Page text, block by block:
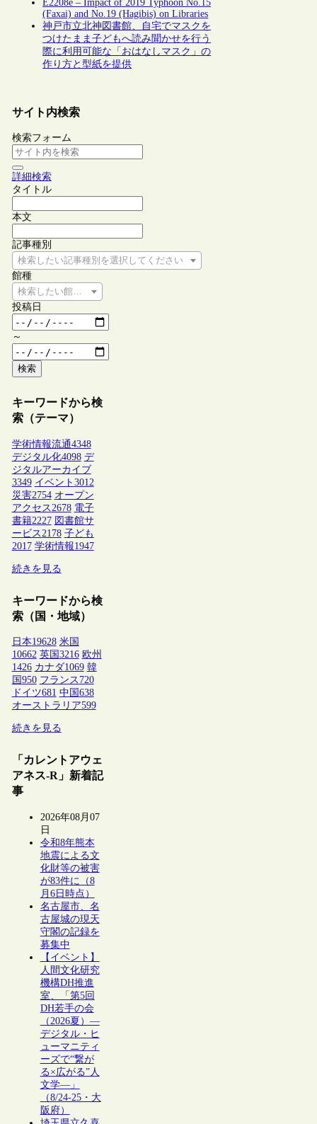
E2208e – Impact of 2019 Typhoon No.15
(Faxai) and No.19 (Hagibis) on Libraries
神戸市立北神図書館、自宅でマスクを
つけたまま子どもへ読み聞かせを行う
際に利用可能な「おはなしマスク」の
作り方と型紙を提供
サイト内検索
検索フォーム
詳細検索
タイトル
本文
記事種別
検索したい記事種別を選択してください
館種
検索したい館種を選択してください
投稿日
～
検索
キーワードから検
索（テーマ）
学術情報流通4348
デジタル化4098 デ
ジタルアーカイブ
3349 イベント 3012
災害2754 オープン
アクセス 2678 電子
書籍2227 図書館サ
ービス 2178 子ども
2017 学術情報1947
続きを見る
キーワードから検
索（国・地域）
日本19628 米国
10662 英国 3216 欧州
1426 カナダ1069 韓
国 950 フランス 720
ドイツ681 中国 638
オーストラリア599
続きを見る
「カレントアウェ
アネス-R」新着記
事
2026年08月07
日
令和8年熊本
地震による文
化財等の被害
が83件に（8
月6日時点）
名古屋市、名
古屋城の現天
守閣の記録を
募集中
【イベント】
人間文化研究
機構DH推進
室、「第5回
DH若手の会
（2026夏）―
デジタル・ヒ
ューマニティ
ーズで“繋が
る×広がる”人
文学―」
（8/24-25・大
阪府）